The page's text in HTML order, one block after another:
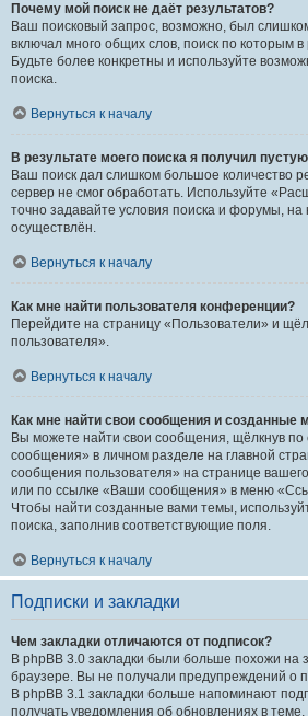
Почему мой поиск не даёт результатов?
Ваш поисковый запрос, возможно, был
включал много общих слов, поиск по которым
Будьте более конкретны и используйте
поиска.
Вернуться к началу
В результате моего поиска я получил
Ваш поиск дал слишком большое количество
сервер не смог обработать. Используйте
точно задавайте условия поиска и форумы,
осуществлён.
Вернуться к началу
Как мне найти пользователя конференции?
Перейдите на страницу «Пользователи» и
пользователя».
Вернуться к началу
Как мне найти свои сообщения и созданные
Вы можете найти свои сообщения, щёлкнув по
сообщения» в личном разделе на главной
сообщения пользователя» на странице
или по ссылке «Ваши сообщения» в меню
Чтобы найти созданные вами темы,
поиска, заполнив соответствующие поля.
Вернуться к началу
Подписки и закладки
Чем закладки отличаются от подписок?
В phpBB 3.0 закладки были больше похожи на
браузере. Вы не получали предупреждений о
В phpBB 3.1 закладки больше напоминают
получать уведомления об обновлениях в